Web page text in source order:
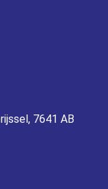
7641 AB